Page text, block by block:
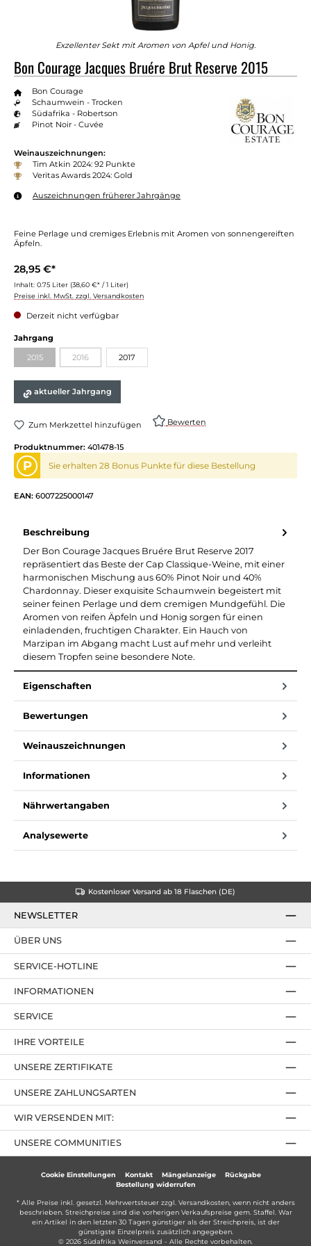
Exzellenter Sekt mit Aromen von Apfel und Honig.
Bon Courage Jacques Bruére Brut Reserve 2015
Bon Courage
Schaumwein - Trocken
Südafrika - Robertson
Pinot Noir - Cuvée
Weinauszeichnungen:
Tim Atkin 2024: 92 Punkte
Veritas Awards 2024: Gold
Auszeichnungen früherer Jahrgänge
Feine Perlage und cremiges Erlebnis mit Aromen von sonnen­gereiften
Äpfeln.
28,95 €*
Inhalt: 0.75 Liter (38,60 €* / 1 Liter)
Preise inkl. MwSt. zzgl. Versandkosten
Derzeit nicht verfügbar
Jahrgang
2015(Diese Option ist zurzeit nicht verfügbar.)
2016(Diese Option ist zurzeit nicht verfügbar.)
2017
aktueller Jahrgang
Zum Merkzettel hinzufügen Bewerten
Produktnummer: 401478-15
P Sie erhalten 28 Bonus Punkte für diese Bestellung
EAN: 6007225000147
Beschreibung
Der Bon Courage Jacques Bruére Brut Reserve 2017
repräsentiert das Beste der Cap Classique-Weine, mit einer
harmonischen Mischung aus 60% Pinot Noir und 40%
Chardonnay. Dieser exquisite Schaumwein begeistert mit
seiner feinen Perlage und dem cremigen Mundgefühl. Die
Aromen von reifen Äpfeln und Honig sorgen für einen
einladenden, fruchtigen Charakter. Ein Hauch von
Marzipan im Abgang macht Lust auf mehr und verleiht
diesem Tropfen seine besondere Note.
Eigenschaften
Bewertungen
Weinauszeichnungen
Informationen
Nährwertangaben
Analysewerte
Kostenloser Versand ab 18 Flaschen (DE)
NEWSLETTER
SERVICE-HOTLINE
IHRE VORTEILE
UNSERE ZAHLUNGSARTEN
ÜBER UNS
UNSERE ZERTIFIKATE
INFORMATIONEN
SERVICE
UNSERE COMMUNITIES
WIR VERSENDEN MIT:
Cookie Einstellungen Kontakt Mängelanzeige
Rückgabe
Bestellung widerrufen
* Alle Preise inkl. gesetzl. Mehrwertsteuer zzgl. Versandkosten, wenn nicht anders
beschrieben. Streichpreise sind die vorherigen Verkaufspreise gem. Staffel. War
ein Artikel in den letzten 30 Tagen günstiger als der Streichpreis, ist der
günstigste Einzelpreis zusätzlich angegeben.
© 2026 Südafrika Weinversand - Alle Rechte vorbehalten.